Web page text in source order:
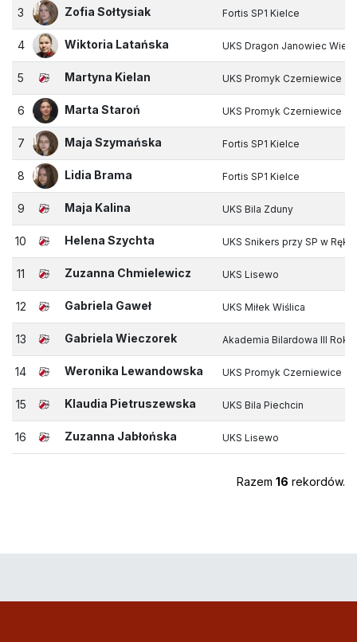
3 Zofia Sołtysiak Fortis SP1 Kielce
4 Wiktoria Latańska UKS Dragon Janowiec
5 Martyna Kielan UKS Promyk Czerniewice
6 Marta Staroń UKS Promyk Czerniewice
7 Maja Szymańska Fortis SP1 Kielce
8 Lidia Brama Fortis SP1 Kielce
9 Maja Kalina UKS Bila Zduny
10 Helena Szychta UKS Snikers przy SP w
11 Zuzanna Chmielewicz UKS Lisewo
12 Gabriela Gaweł UKS Miłek Wiślica
13 Gabriela Wieczorek Akademia Bilardowa III
14 Weronika Lewandowska UKS Promyk Czerniewice
15 Klaudia Pietruszewska UKS Bila Piechcin
16 Zuzanna Jabłońska UKS Lisewo
Razem 16 rekordów.